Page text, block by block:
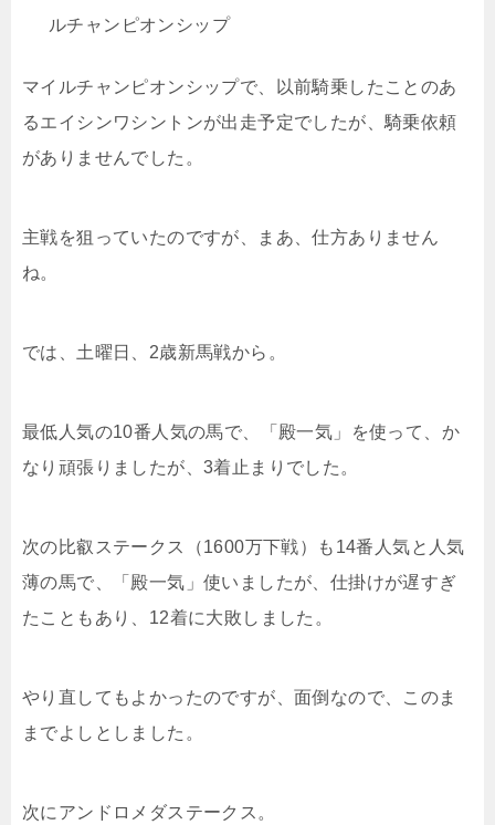
ルチャンピオンシップ
マイルチャンピオンシップで、以前騎乗したことのあ
るエイシンワシントンが出走予定でしたが、騎乗依頼
がありませんでした。
主戦を狙っていたのですが、まあ、仕方ありません
ね。
では、土曜日、2歳新馬戦から。
最低人気の10番人気の馬で、「殿一気」を使って、か
なり頑張りましたが、3着止まりでした。
次の比叡ステークス（1600万下戦）も14番人気と人気
薄の馬で、「殿一気」使いましたが、仕掛けが遅すぎ
たこともあり、12着に大敗しました。
やり直してもよかったのですが、面倒なので、このま
までよしとしました。
次にアンドロメダステークス。